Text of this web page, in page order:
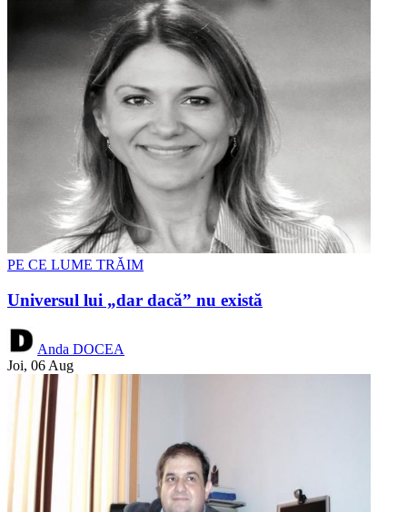
PE CE LUME TRĂIM
Universul lui „dar dacă” nu există
Anda DOCEA
Joi, 06 Aug